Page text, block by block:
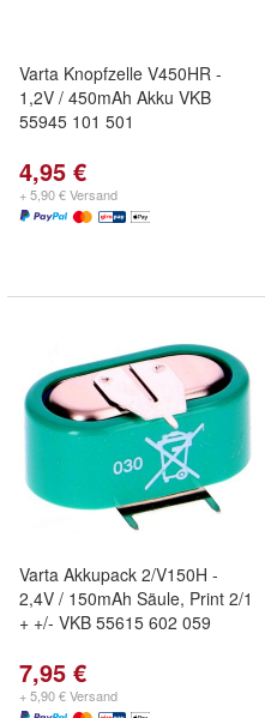
Varta Knopfzelle V450HR -
1,2V / 450mAh Akku VKB
55945 101 501
4,95 €
+ 5,90 € Versand
Varta Akkupack 2/V150H -
2,4V / 150mAh Säule, Print 2/1
+ +/- VKB 55615 602 059
7,95 €
+ 5,90 € Versand